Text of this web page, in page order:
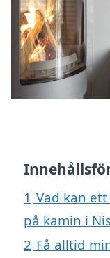
1 Vad kan
på kamin i
2 Få alltid